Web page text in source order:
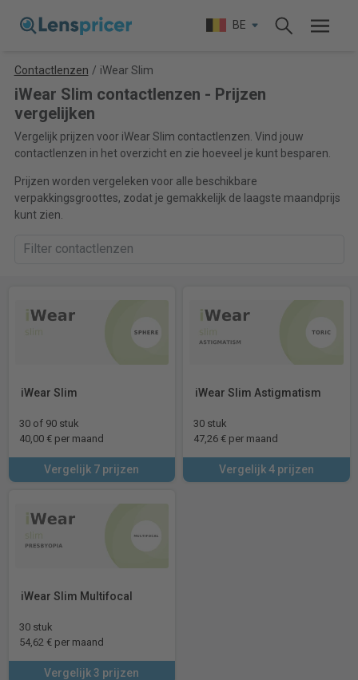
BE
Contactlenzen / iWear Slim
iWear Slim contactlenzen - Prijzen
vergelijken
Vergelijk prijzen voor iWear Slim contactlenzen. Vind jouw
contactlenzen in het overzicht en zie hoeveel je kunt besparen.
Prijzen worden vergeleken voor alle beschikbare
verpakkingsgroottes, zodat je gemakkelijk de laagste maandprijs
kunt zien.
iWear Slim
30 of 90 stuk
40,00 € per maand
Vergelijk 7 prijzen
iWear Slim Astigmatism
30 stuk
47,26 € per maand
Vergelijk 4 prijzen
iWear Slim Multifocal
30 stuk
54,62 € per maand
Vergelijk 3 prijzen